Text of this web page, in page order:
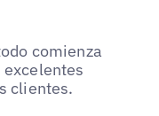
comienza
clientes.